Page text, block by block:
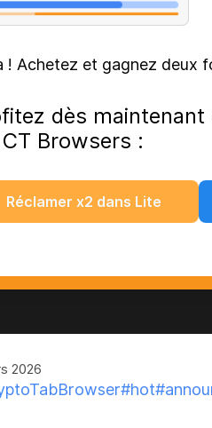
! Achetez et gagnez deux
dès maintenant
Browsers :
Réclamer x2 dans Lite
2026
#hot